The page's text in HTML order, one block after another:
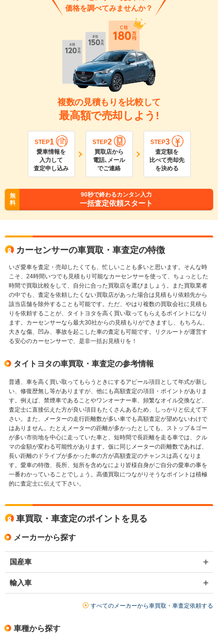
価格を調べてみませんか？
複数の見積もりを比較して
最高額で売却しよう!
STEP1
愛車情報を
入力して
査定申し込み
STEP2
買取店から
電話､メール
でご連絡
STEP3
査定額を
比べて売却先
を決める
無
料
90秒で終わるカンタン入力
一括査定依頼スタート
カーセンサーの車買取・車査定の特徴
いざ愛車を査定・売却したくても、忙しいことも多いと思います。そんな時
こそ、24時間いつでも見積もり可能なカーセンサーを使って、ちょっとした
時間で買取比較をして、自分に合った買取店を選びましょう。また買取業者
の中でも、査定を依頼したくない買取店があった場合は見積もり依頼先から
該当店舗を除外することも可能です。ただ、やはり複数の買取会社に見積も
りを依頼することが、タイトヨタを高く買い取ってもらえるポイントになり
ます。カーセンサーなら最大30社からの見積もりができますし、もちろん、
大きな傷、凹み、事故を起こした車の査定も可能です。リクルートが運営す
る安心のカーセンサーで、是非一括お見積りを！
タイトヨタの車買取・車査定の参考情報
普通、車を高く買い取ってもらうときにするアピール項目として年式が新し
い、修復歴無し等がありますが、他にも高額査定の項目・ポイントがありま
す。例えば、禁煙車であることやワンオーナー車、頻繁なオイル交換など、
査定士に直接伝えた方が良い項目もたくさんあるため、しっかりと伝えて下
さい。また、メーターの走行距離数が多い車でも高額査定が望めないわけで
はありません。たとえメーターの距離が多かったとしても、ストップ＆ゴー
が多い市街地を中心に走っていた車と、短時間で長距離を走る車では、クル
マの金額が変わる可能性があります。仮に同じメーターの距離数であれば、
長い距離のドライブが多かった車の方が高額査定のチャンスは高くなりま
す。愛車の特徴、長所、短所を含めなにより皆様自身がご自分の愛車の事を
一番わかっていることでしょう。高価買取につながりそうなポイントは積極
的に査定士に伝えて下さい。
車買取・車査定のポイントを見る
メーカーから探す
国産車
輸入車
すべてのメーカーから車買取・車査定依頼する
車種から探す